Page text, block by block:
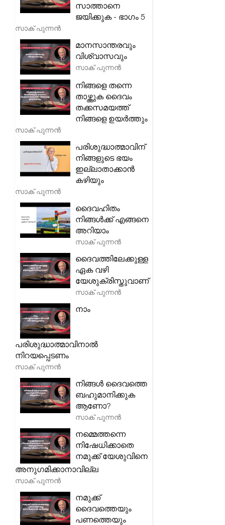
സാത്താനെ
ജയിക്കുക - ഭാഗം 5
സാക് പുന്നൻ
മാനസാന്തരവും
വിശ്വാസവും
സാക് പുന്നൻ
നിങ്ങളെ തന്നെ
താഴ്ത്തുക ദൈവം
തക്കസമയത്ത്
നിങ്ങളെ ഉയർത്തും
സാക് പുന്നൻ
പരിശുദ്ധാത്മാവിന്
നിങ്ങളുടെ ഭയം
ഇല്ലാതാക്കാൻ
കഴിയും
സാക് പുന്നൻ
ദൈവഹിതം
നിങ്ങൾക്ക് എങ്ങനെ
അറിയാം
സാക് പുന്നൻ
ദൈവത്തിലേക്കുള്ള
ഏക വഴി
യേശുക്രിസ്തുവാണ്
സാക് പുന്നൻ
നാം
പരിശുദ്ധാത്മാവിനാൽ
നിറയപ്പെടണം
സാക് പുന്നൻ
നിങ്ങൾ ദൈവത്തെ
ബഹുമാനിക്കുക
ആണോ?
സാക് പുന്നൻ
നമ്മെത്തന്നെ
നിഷേധിക്കാതെ
നമുക്ക് യേശുവിനെ
അനുഗമിക്കാനാവില്ല
സാക് പുന്നൻ
നമുക്ക്
ദൈവത്തെയും
പണത്തെയും